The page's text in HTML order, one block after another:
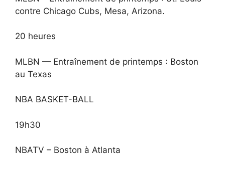
contre Chicago Cubs, Mesa, Arizona.
20 heures
MLBN — Entraînement de printemps : Boston
au Texas
NBA BASKET-BALL
19h30
NBATV – Boston à Atlanta